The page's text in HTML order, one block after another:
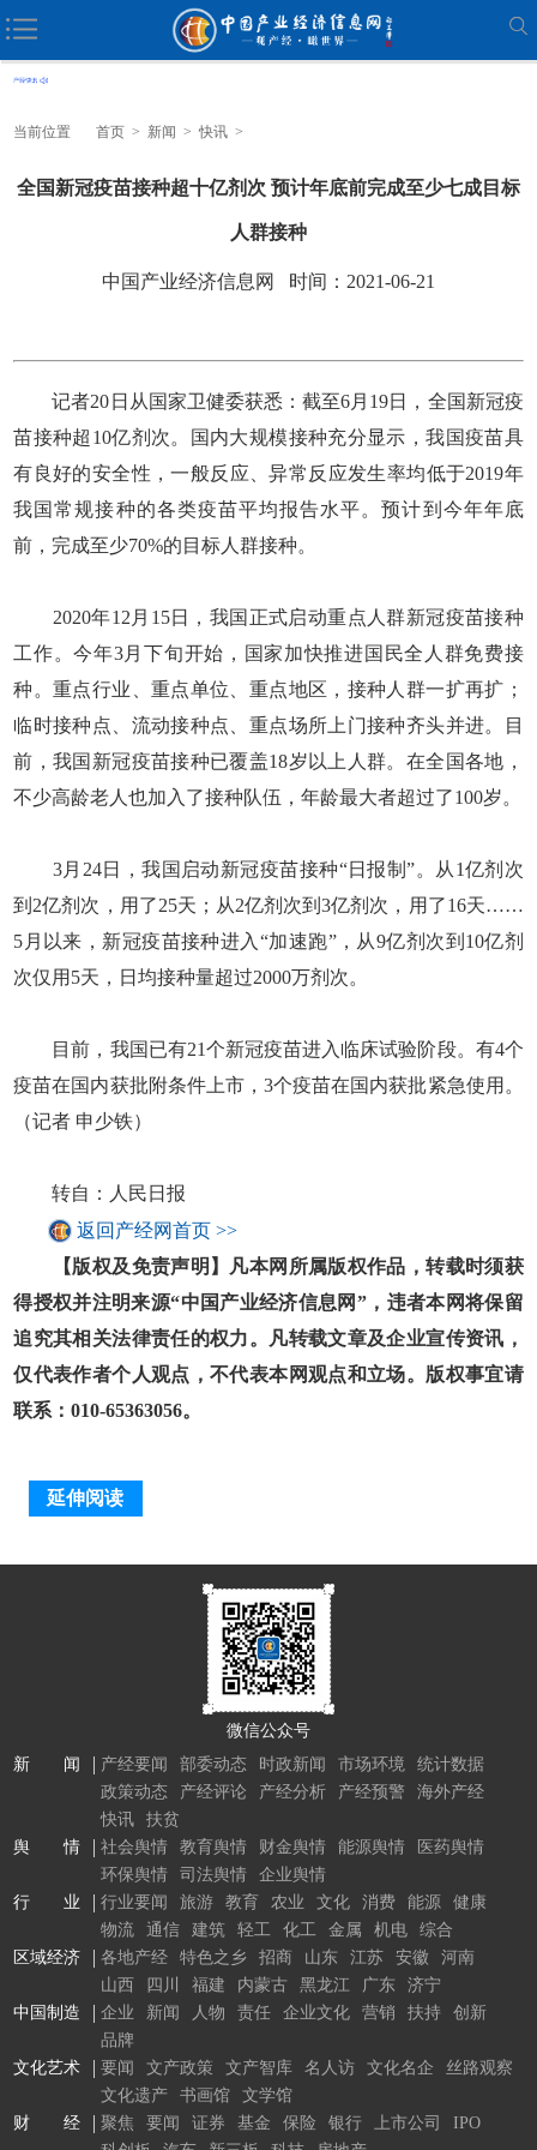
当前位置 首页 > 新闻 > 快讯 >
全国新冠疫苗接种超十亿剂次 预计年底前完成至少七成目标
人群接种
中国产业经济信息网 时间：2021-06-21
记者20日从国家卫健委获悉：截至6月19日，全国新冠疫
苗接种超10亿剂次。国内大规模接种充分显示，我国疫苗具
有良好的安全性，一般反应、异常反应发生率均低于2019年
我国常规接种的各类疫苗平均报告水平。预计到今年年底
前，完成至少70%的目标人群接种。
2020年12月15日，我国正式启动重点人群新冠疫苗接种
工作。今年3月下旬开始，国家加快推进国民全人群免费接
种。重点行业、重点单位、重点地区，接种人群一扩再扩；
临时接种点、流动接种点、重点场所上门接种齐头并进。目
前，我国新冠疫苗接种已覆盖18岁以上人群。在全国各地，
不少高龄老人也加入了接种队伍，年龄最大者超过了100岁。
3月24日，我国启动新冠疫苗接种“日报制”。从1亿剂次
到2亿剂次，用了25天；从2亿剂次到3亿剂次，用了16天……
5月以来，新冠疫苗接种进入“加速跑”，从9亿剂次到10亿剂
次仅用5天，日均接种量超过2000万剂次。
目前，我国已有21个新冠疫苗进入临床试验阶段。有4个
疫苗在国内获批附条件上市，3个疫苗在国内获批紧急使用。
（记者 申少铁）
转自：人民日报
返回产经网首页 >>
【版权及免责声明】凡本网所属版权作品，转载时须获
得授权并注明来源“中国产业经济信息网”，违者本网将保留
追究其相关法律责任的权力。凡转载文章及企业宣传资讯，
仅代表作者个人观点，不代表本网观点和立场。版权事宜请
联系：010-65363056。
延伸阅读
微信公众号
新 闻
产经要闻 部委动态 时政新闻 市场环境
统计数据
政策动态
产经评论 产经分析 产经预警
海外产经
快讯
扶贫
舆 情
社会舆情 教育舆情 财金舆情 能源舆情
医药舆情
环保舆情
司法舆情
企业舆情
行 业
行业要闻 旅游 教育 农业 文化 消费 能源
健康
物流
通信 建筑 轻工 化工 金属 机电
综合
区域经济
各地产经 特色之乡 招商 山东 江苏 安徽
河南
山西
四川 福建 内蒙古 黑龙江 广东
济宁
中国制造
企业 新闻 人物 责任 企业文化 营销 扶持
创新
品牌
文化艺术
要闻 文产政策 文产智库 名人访 文化名企
丝路观察
文化遗产
书画馆
文学馆
财 经
聚焦 要闻 证券 基金 保险 银行 上市公司
IPO